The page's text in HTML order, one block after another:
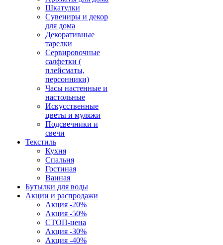
Шкатулки
Сувениры и декор
для дома
Декоративные
тарелки
Сервировочные
салфетки (
плейсматы,
персонники)
Часы настенные и
настольные
Искусственные
цветы и муляжи
Подсвечники и
свечи
Текстиль
Кухня
Спальня
Гостиная
Ванная
Бутылки для воды
Акции и распродажи
Акция -20%
Акция -50%
СТОП-цена
Акция -30%
Акция -40%